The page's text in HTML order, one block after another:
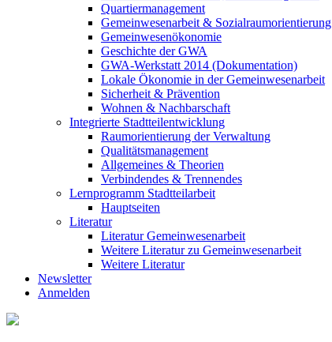
Quartiermanagement
Gemeinwesenarbeit & Sozialraumorientierung
Gemeinwesenökonomie
Geschichte der GWA
GWA-Werkstatt 2014 (Dokumentation)
Lokale Ökonomie in der Gemeinwesenarbeit
Sicherheit & Prävention
Wohnen & Nachbarschaft
Integrierte Stadtteilentwicklung
Raumorientierung der Verwaltung
Qualitätsmanagement
Allgemeines & Theorien
Verbindendes & Trennendes
Lernprogramm Stadtteilarbeit
Hauptseiten
Literatur
Literatur Gemeinwesenarbeit
Weitere Literatur zu Gemeinwesenarbeit
Weitere Literatur
Newsletter
Anmelden